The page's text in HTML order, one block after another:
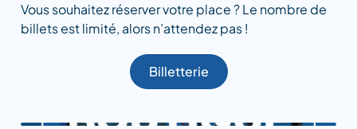
Vous souhaitez réserver votre place ? Le nombre de
billets est limité, alors n’attendez pas !
Billetterie